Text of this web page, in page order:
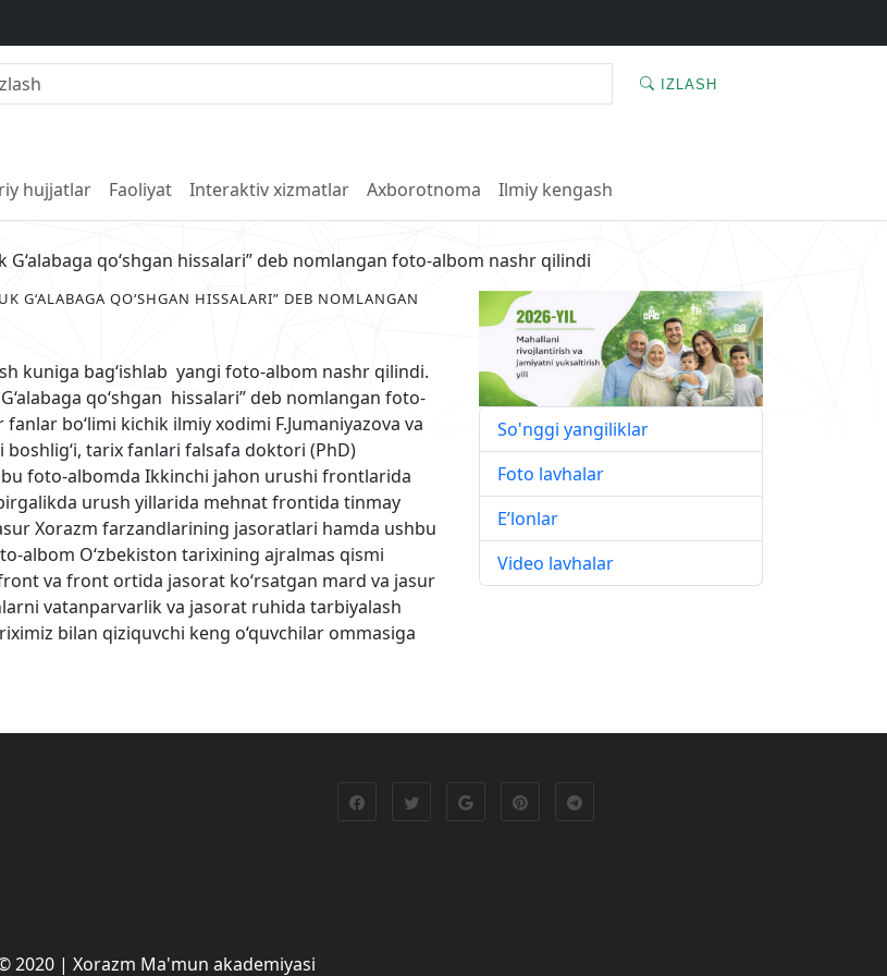
IZLASH
hujjatlar Faoliyat Interaktiv xizmatlar Axborotnoma
Ilmiy kengash
qo‘shgan hissalari” deb nomlangan foto-albom nashr qilindi
QO‘SHGAN HISSALARI” DEB NOMLANGAN
kuniga bag‘ishlab yangi foto-albom nashr qilindi.
qo‘shgan hissalari” deb nomlangan foto-
bo‘limi kichik ilmiy xodimi F.Jumaniyazova va
tarix fanlari falsafa doktori (PhD)
foto-albomda Ikkinchi jahon urushi frontlarida
urush yillarida mehnat frontida tinmay
Xorazm farzandlarining jasoratlari hamda ushbu
albom O‘zbekiston tarixining ajralmas qismi
va front ortida jasorat ko‘rsatgan mard va jasur
vatanparvarlik va jasorat ruhida tarbiyalash
bilan qiziquvchi keng o‘quvchilar ommasiga
So'nggi yangiliklar
Foto lavhalar
E’lonlar
Video lavhalar
2020 | Xorazm Ma'mun akademiyasi